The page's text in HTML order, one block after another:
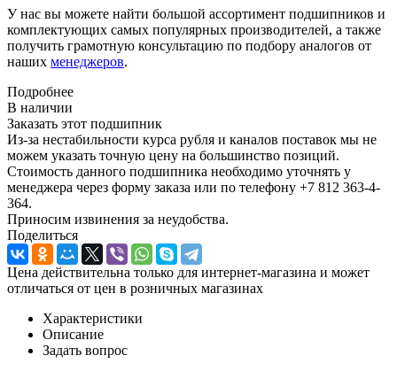
У нас вы можете найти большой ассортимент подшипников и
комплектующих самых популярных производителей, а также
получить грамотную консультацию по подбору аналогов от
наших менеджеров.
Подробнее
В наличии
Заказать этот подшипник
Из-за нестабильности курса рубля и каналов поставок мы не
можем указать точную цену на большинство позиций.
Стоимость данного подшипника необходимо уточнять у
менеджера через форму заказа или по телефону +7 812 363-4-
364.
Приносим извинения за неудобства.
Поделиться
Цена действительна только для интернет-магазина и может
отличаться от цен в розничных магазинах
Характеристики
Описание
Задать вопрос